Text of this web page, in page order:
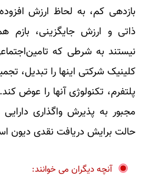
بازدهی کم، به لحاظ ارزش
ذاتی و ارزش جایگزینی، بازم
نیستند به شرطی که
کلینیک شرکتی اینها را تبدیل،
پلتفرم، تکنولوژی آنها را عوض
مجبور به پذیرش واگذاری
حالت برایش دریافت نقدی دیون
آنچه دیگران می خوانند: